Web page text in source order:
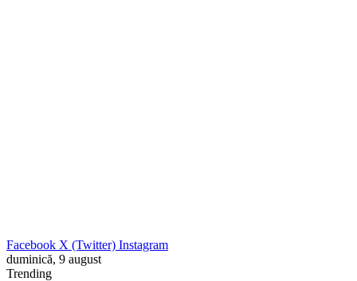
Facebook X (Twitter) Instagram
duminică, 9 august
Trending